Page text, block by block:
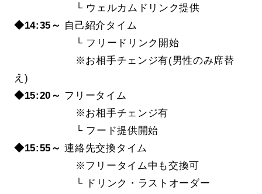
└ ウェルカムドリンク提供
◆14:35～ 自己紹介タイム
└ フリードリンク開始
※お相手チェンジ有(男性のみ席替
え)
◆15:20 ～ フリータイム
※お相手チェンジ有
└ フード提供開始
◆15:55～ 連絡先交換タイム
※フリータイム中も交換可
└ ドリンク・ラストオーダー